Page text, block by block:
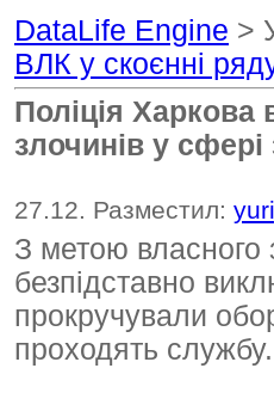
DataLife Engine >
ВЛК у скоєнні
Поліція
злочинів у сфері
27.12. Разместил:
З метою власного
безпідставно
прокручували
проходять службу.